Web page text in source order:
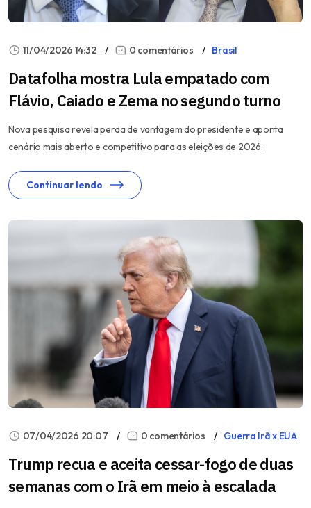
11/04/2026 14:32 0 comentários Brasil
Datafolha mostra Lula empatado com
Flávio, Caiado e Zema no segundo turno
Nova pesquisa revela perda de vantagem do presidente e aponta
cenário mais aberto e competitivo para as eleições de 2026.
Continuar lendo
07/04/2026 20:07 0 comentários Guerra Irã x EUA
Trump recua e aceita cessar-fogo de duas
semanas com o Irã em meio à escalada